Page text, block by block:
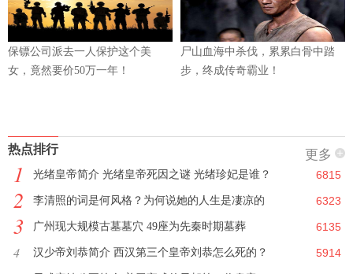
保镖公司派去一人保护这个美
女，竟然要价50万一年！
尸山血海中杀伐，累累白骨中踏
步，终成传奇霸业！
热点排行 更多
1 光绪皇帝简介 光绪皇帝死因之谜 光绪珍妃是谁？ 6815
2 李清照的词是何风格？为何说她的人生是凄凉的 6323
3 广州现大规模古墓墓穴 49座为先秦时期墓葬 6135
4 汉少帝刘恭简介 西汉第三个皇帝刘恭怎么死的？ 5914